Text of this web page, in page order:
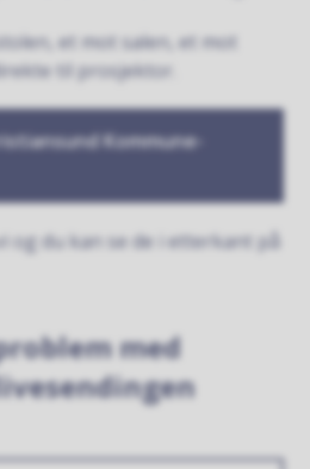
et mot salen, et mot
til prosjektor.
Kommune-
og du kan se de i etterkant på
med